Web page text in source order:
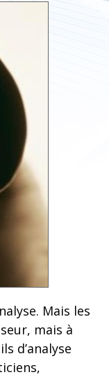
Mais les
mais à
d’analyse